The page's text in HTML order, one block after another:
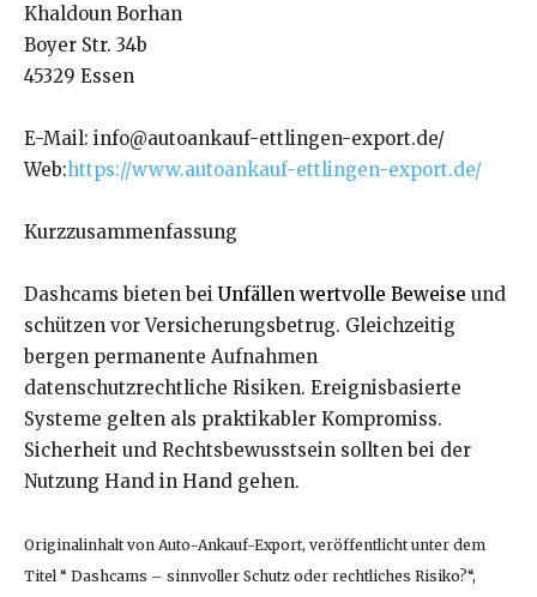
Khaldoun Borhan
Boyer Str. 34b
45329 Essen
E-Mail: info@autoankauf-ettlingen-export.de/
Web:https://www.autoankauf-ettlingen-export.de/
Kurzzusammenfassung
Dashcams bieten bei Unfällen wertvolle Beweise und
schützen vor Versicherungsbetrug. Gleichzeitig
bergen permanente Aufnahmen
datenschutzrechtliche Risiken. Ereignisbasierte
Systeme gelten als praktikabler Kompromiss.
Sicherheit und Rechtsbewusstsein sollten bei der
Nutzung Hand in Hand gehen.
Originalinhalt von Auto-Ankauf-Export, veröffentlicht unter dem
Titel “ Dashcams – sinnvoller Schutz oder rechtliches Risiko?“,